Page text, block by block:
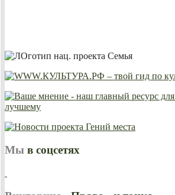
Мы в соцсетях